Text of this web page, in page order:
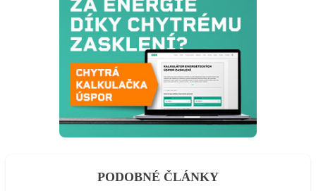
PODOBNÉ ČLÁNKY